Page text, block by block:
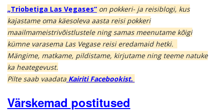
„Triobetiga Las Vegases“ on pokkeri- ja reisiblogi, kus
kajastame oma käesoleva aasta reisi pokkeri
maailmameistrivõistlustele ning samas meenutame kõigi
kümne varasema Las Vegase reisi eredamaid hetki.
Mängime, matkame, pildistame, kirjutame ning teeme natuke
ka heategevust.
Pilte saab vaadata Kairiti Facebookist.
Värskemad postitused